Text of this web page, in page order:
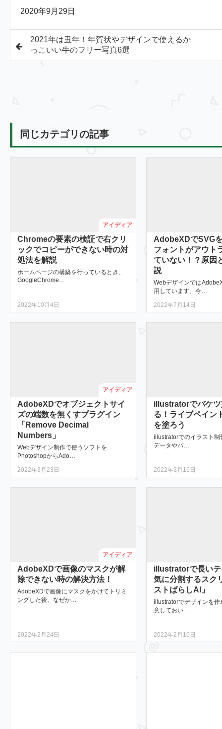
2020年9月29日
2021年は丑年！年賀状やデザインで使えるか
っこいい牛のフリー写真6選
同じカテゴリの記事
アイディア
Chromeの要素の検証で右クリ
ックでコピーができない時の対
処法を解説
ホームページの構築を行っているとき、
GoogleChrome…
2022年10月4日
AdobeXDでSVG
フォントがアウト
ていない！？原因
説
Webデザインでは
用しています。今…
2022年7月14日
アイディア
AdobeXDでオブジェクトサイ
ズの端数を無くすプラグイン
「Remove Decimal
Numbers」
Webデザイン制作で使うソフトを
PhotoshopからAdo…
2022年3月23日
illustratorでバケ
る！ライブペイン
を塗ろう
illustratorでのイラスト制
データやパ…
2022年3月16日
アイディア
AdobeXDで画像のマスクが解
除できない時の解決方法！
AdobeXDで画像にマスクをかけてトリミ
ングした後、なぜか…
2022年2月24日
illustratorで長い
気に分割するスク
ストばらしAI」
illustratorでデザインを作
意しておい…
2022年2月10日